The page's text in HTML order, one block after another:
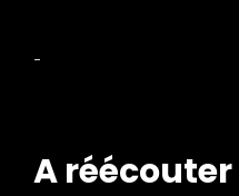
-
A réécouter